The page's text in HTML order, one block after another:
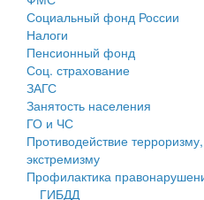
Антимонопольный комплаенс
Противодействие коррупции
Муниципальные программы
Контрольно-счетная палата
Персональные данные
Оценка регулирующего
Деятельность МУ
Нормативы
Социальный фонд России
Налоги
Пенсионный фонд
Соц. страхование
ЗАГС
Занятость населения
ГО и ЧС
Противодействие
экстремизму
Профилактика
ГИБДД